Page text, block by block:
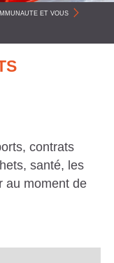
ET VOUS
contrats
santé, les
au moment de